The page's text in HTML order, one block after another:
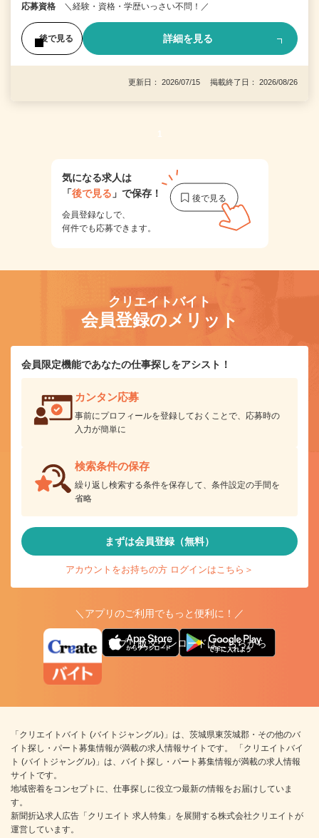
応募資格 ＼経験・資格・学歴いっさい不問！／
後で見る 詳細を見る
更新日： 2026/07/15 掲載終了日： 2026/08/26
1
気になる求人は
「後で見る 」で保存！
会員登録なしで、
何件でも応募できます。
クリエイトバイト
会員登録のメリット
会員限定機能であなたの仕事探しをアシスト！
カンタン応募
事前にプロフィールを登録しておくことで、応募時の
入力が簡単に
検索条件の保存
繰り返し検索する条件を保存して、条件設定の手間を
省略
まずは会員登録（無料）
アカウントをお持ちの方 ログインはこちら＞
＼アプリのご利用でもっと便利に！／
アプリ版ダウンロードはこちらから
「クリエイトバイト (バイトジャングル)」は、茨城県東茨城郡・その他のバ
イト探し・パート募集情報が満載の求人情報サイトです。 「クリエイトバイ
ト (バイトジャングル)」は、バイト探し・パート募集情報が満載の求人情報
サイトです。
地域密着をコンセプトに、仕事探しに役立つ最新の情報をお届けしていま
す。
新聞折込求人広告「クリエイト 求人特集」を展開する株式会社クリエイトが
運営しています。